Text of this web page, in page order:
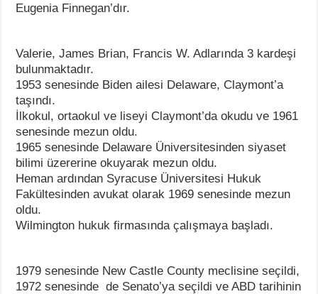
Eugenia Finnegan’dır.
Valerie, James Brian, Francis W. Adlarında 3 kardeşi
bulunmaktadır.
1953 senesinde Biden ailesi Delaware, Claymont’a
taşındı.
İlkokul, ortaokul ve liseyi Claymont’da okudu ve 1961
senesinde mezun oldu.
1965 senesinde Delaware Üniversitesinden siyaset
bilimi üzererine okuyarak mezun oldu.
Heman ardından Syracuse Üniversitesi Hukuk
Fakültesinden avukat olarak 1969 senesinde mezun
oldu.
Wilmington hukuk firmasında çalışmaya başladı.
1979 senesinde New Castle County meclisine seçildi,
1972 senesinde de Senato’ya seçildi ve ABD tarihinin